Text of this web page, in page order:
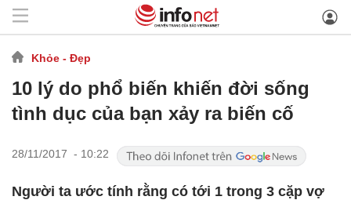
Khỏe - Đẹp
10 lý do phổ biến khiến đời sống
tình dục của bạn xảy ra biến cố
28/11/2017 - 10:22
Người ta ước tính rằng có tới 1 trong 3 cặp vợ